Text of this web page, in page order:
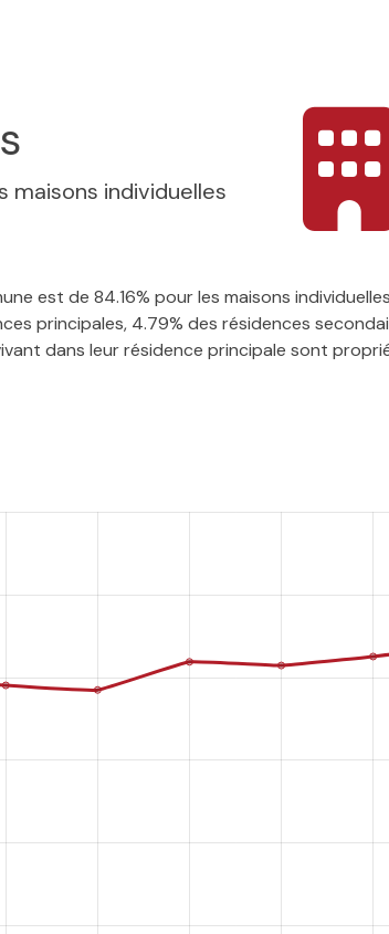
maisons individuelles
est de 84.16% pour les maisons
principales, 4.79% des résidences
dans leur résidence principale sont